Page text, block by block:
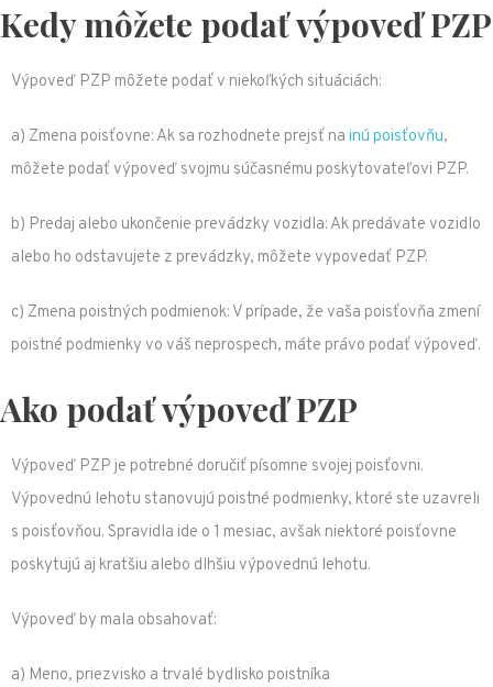
Kedy môžete podať výpoveď PZP
Výpoveď PZP môžete podať v niekoľkých situáciách:
a) Zmena poisťovne: Ak sa rozhodnete prejsť na inú poisťovňu,
môžete podať výpoveď svojmu súčasnému poskytovateľovi PZP.
b) Predaj alebo ukončenie prevádzky vozidla: Ak predávate vozidlo
alebo ho odstavujete z prevádzky, môžete vypovedať PZP.
c) Zmena poistných podmienok: V prípade, že vaša poisťovňa zmení
poistné podmienky vo váš neprospech, máte právo podať výpoveď.
Ako podať výpoveď PZP
Výpoveď PZP je potrebné doručiť písomne svojej poisťovni.
Výpovednú lehotu stanovujú poistné podmienky, ktoré ste uzavreli
s poisťovňou. Spravidla ide o 1 mesiac, avšak niektoré poisťovne
poskytujú aj kratšiu alebo dlhšiu výpovednú lehotu.
Výpoveď by mala obsahovať:
a) Meno, priezvisko a trvalé bydlisko poistníka